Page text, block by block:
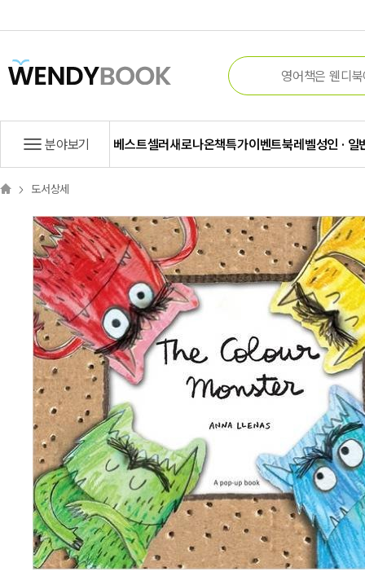
분야보기 베스트셀러새로나온책특가이벤트북레벨성인 · 일
도서상세